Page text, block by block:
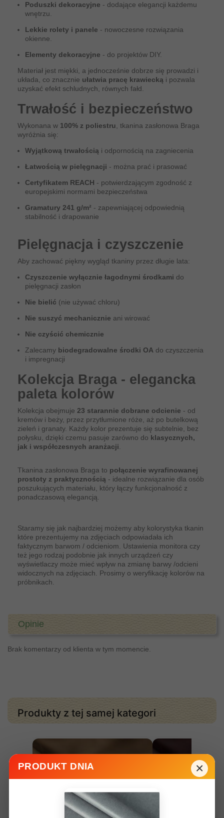
Poduszki dekoracyjne - dodające elegancji każdemu
wnętrzu.
Lekkie rolety i panele - nowoczesne rozwiązania
okienne.
Elementy dekoracyjne - do projektów DIY.
Materiał jest miękki, a jednocześnie dobrze się prowadzi i
układa, co znacznie ułatwia pracę krawiecką i pozwala
uzyskać efekt schludnych, równych fałd.
Trwałość i bezpieczeństwo
Wykonana w 100% z poliestru, tkanina zasłonowa Braga
wyróżnia się:
Wyjątkową trwałością i odpornością na zagniecenia
Łatwością w pielęgnacji - można prać i prasować
Certyfikatem REACH - potwierdzającym zgodność z
europejskimi normami bezpieczeństwa
Gramatury 241 g/m² - zapewniającej odpowiednią
stabilność i drapowanie
Pielęgnacja i czyszczenie
Aby zachować piękny wygląd tkaniny przez długie lata:
Czyszczenie wyłącznie łagodnymi środkami do
pielęgnacji zasłon
Nie bielić (nie używać chloru)
Nie suszyć mechanicznie ani wirować
Nie czyścić chemicznie
Zalecamy biodegradowalne środki OA do czyszczenia
i impregnacji
Kolekcja Braga - elegancka
paleta kolorów
Kolekcja obejmuje 23 starannie dobrane odcienie - od
kremów i beży, przez przytłumione róże, aż po butelkową
zieleń i granaty. Każdy kolor prezentuje się subtelnie, bez
połysku, dzięki czemu pasuje zarówno do klasycznych,
jak i współczesnych aranżacji.
Tkanina zasłonowa Braga to połączenie wyrafinowanej
prostoty z praktycznością - idealne rozwiązanie dla osób
poszukujących materiału, który łączy funkcjonalność z
ponadczasową elegancją.
Staramy się jak najbardziej możemy aby kolorystyka tkanin
które prezentujemy na zdjęciach odpowiadała ich
faktycznym barwom / odcieniom. Ustawienia monitora czy
też jego rodzaj podobnie jak innych urządzeń czy
wyświetlaczy może mieć wpływ na zmianę barwy /odcieni
widocznych na zdjęciach. Prosimy o weryfikację kolorów na
próbnikach.
Opinie
Brak komentarzy od klienta w tym momencie.
Produkty z tej samej kategori
×
PRODUKT DNIA